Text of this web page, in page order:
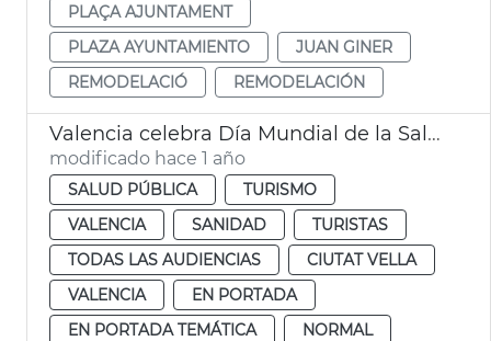
PLAÇA AJUNTAMENT
PLAZA AYUNTAMIENTO
JUAN GINER
REMODELACIÓ
REMODELACIÓN
Valencia celebra Día Mundial de la Salud
modificado hace 1 año
SALUD PÚBLICA
TURISMO
VALENCIA
SANIDAD
TURISTAS
TODAS LAS AUDIENCIAS
CIUTAT VELLA
VALENCIA
EN PORTADA
EN PORTADA TEMÁTICA
NORMAL